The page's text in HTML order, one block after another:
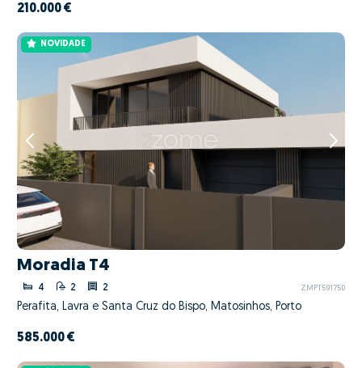
210.000 €
NOVIDADE
Moradia T4
4 2 2 ZMPT591750
Perafita, Lavra e Santa Cruz do Bispo, Matosinhos, Porto
585.000 €